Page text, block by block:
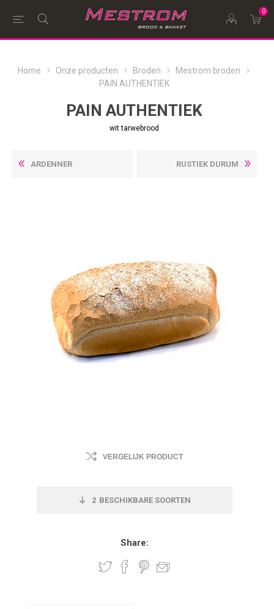
0
Home Onze producten Broden
Mestrom broden
PAIN AUTHENTIEK
PAIN AUTHENTIEK
wit tarwebrood
ARDENNER RUSTIEK DURUM
VERGELIJK PRODUCT
2 BESCHIKBARE SOORTEN
Share: